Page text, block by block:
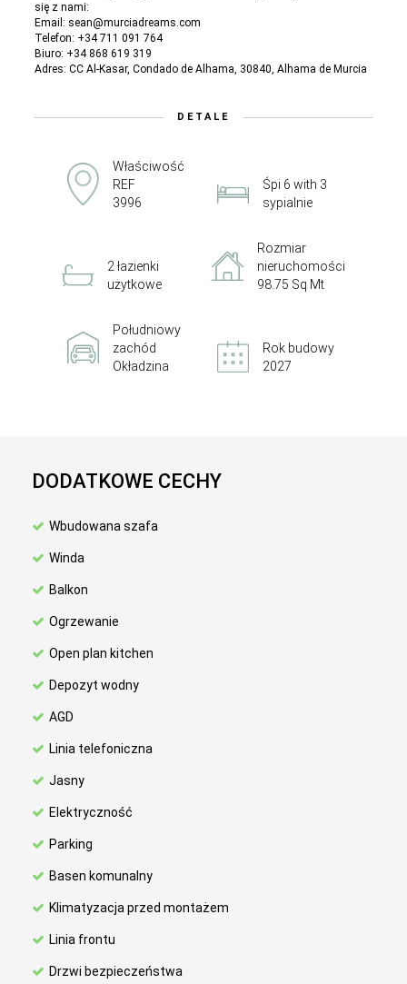
się z nami:
Email: sean@murciadreams.com
Telefon: +34 711 091 764
Biuro: +34 868 619 319
Adres: CC Al-Kasar, Condado de Alhama, 30840, Alhama de Murcia
DETALE
Właściwość
REF
3996
Śpi 6 with 3
sypialnie
2 łazienki
użytkowe
Rozmiar
nieruchomości
98.75 Sq Mt
Południowy
zachód
Okładzina
Rok budowy
2027
DODATKOWE CECHY
Wbudowana szafa
Winda
Balkon
Ogrzewanie
Open plan kitchen
Depozyt wodny
AGD
Linia telefoniczna
Jasny
Elektryczność
Parking
Basen komunalny
Klimatyzacja przed montażem
Linia frontu
Drzwi bezpieczeństwa